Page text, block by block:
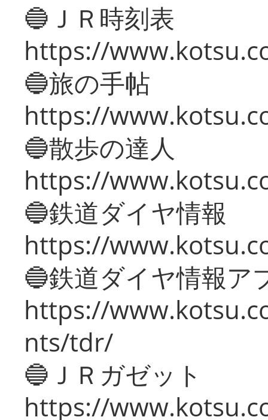
🔵ＪＲ時刻表
https://
🔵旅の手帖
https://
🔵散歩の達人
https://
🔵鉄道ダイヤ情報
https://
🔵鉄道ダイヤ情報ア
https://
nts/tdr/
🔵ＪＲガゼット
https://